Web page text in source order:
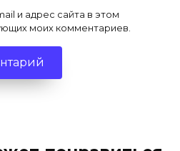
и адрес сайта в этом
моих комментариев.